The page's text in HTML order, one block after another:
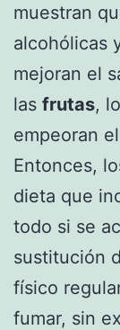
muestran
alcohólicas
mejoran el
las frutas,
empeoran
Entonces,
dieta que
todo si se
sustitución
físico
fumar, sin